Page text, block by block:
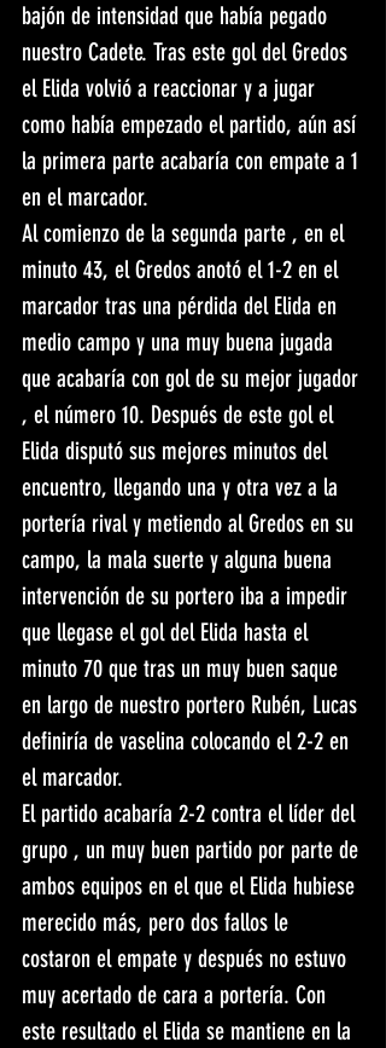
bajón de intensidad que había pegado
nuestro Cadete. Tras este gol del Gredos
el Elida volvió a reaccionar y a jugar
como había empezado el partido, aún así
la primera parte acabaría con empate a 1
en el marcador.
Al comienzo de la segunda parte , en el
minuto 43, el Gredos anotó el 1-2 en el
marcador tras una pérdida del Elida en
medio campo y una muy buena jugada
que acabaría con gol de su mejor jugador
, el número 10. Después de este gol el
Elida disputó sus mejores minutos del
encuentro, llegando una y otra vez a la
portería rival y metiendo al Gredos en su
campo, la mala suerte y alguna buena
intervención de su portero iba a impedir
que llegase el gol del Elida hasta el
minuto 70 que tras un muy buen saque
en largo de nuestro portero Rubén, Lucas
definiría de vaselina colocando el 2-2 en
el marcador.
El partido acabaría 2-2 contra el líder del
grupo , un muy buen partido por parte de
ambos equipos en el que el Elida hubiese
merecido más, pero dos fallos le
costaron el empate y después no estuvo
muy acertado de cara a portería. Con
este resultado el Elida se mantiene en la